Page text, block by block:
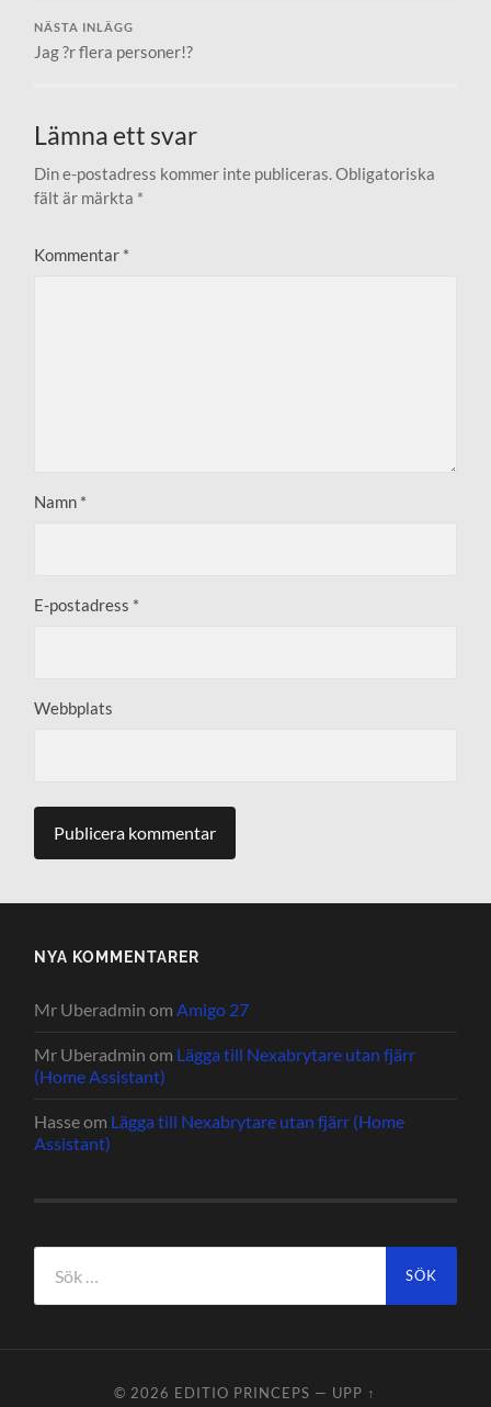
NÄSTA INLÄGG
Jag ?r flera personer!?
Lämna ett svar
Din e-postadress kommer inte publiceras. Obligatoriska
fält är märkta *
Kommentar *
Namn *
E-postadress *
Webbplats
NYA KOMMENTARER
Mr Uberadmin omAmigo 27
Mr Uberadmin om Lägga till Nexabrytare utan fjärr
(Home Assistant)
Hasseom Lägga till Nexabrytare utan fjärr (Home
Assistant)
efter:
© 2026 EDITIO PRINCEPS — UPP ↑